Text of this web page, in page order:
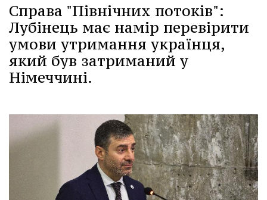
Справа "Північних потоків":
Лубінець має намір перевірити
умови утримання українця,
який був затриманий у
Німеччині.